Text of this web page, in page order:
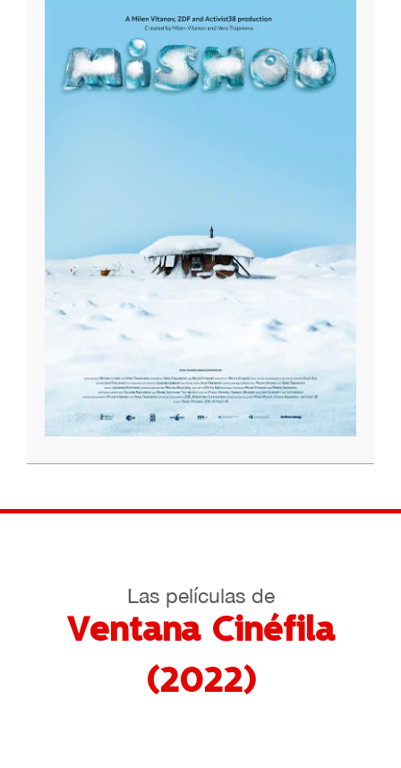
Las películas de
Ventana Cinéfila
(2022)